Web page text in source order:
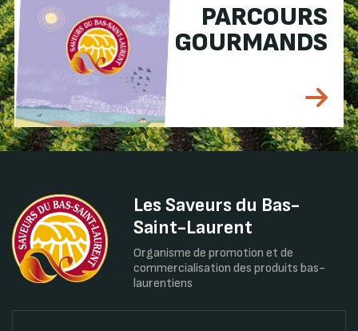
PARCOURS
GOURMANDS
Les Saveurs du Bas-
Saint-Laurent
Organisme de promotion et de
commercialisation des produits bas-
laurentiens